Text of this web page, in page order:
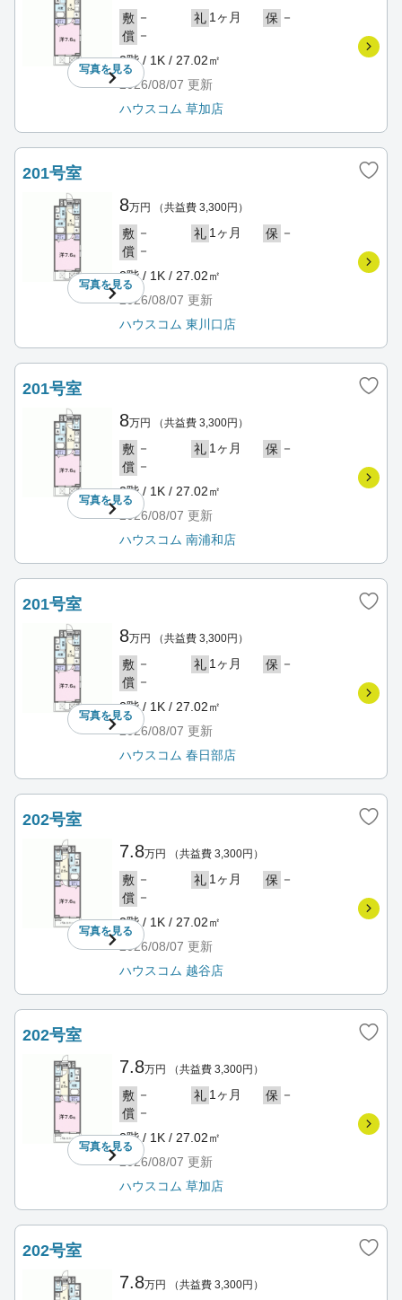
写真を見る
敷 － 礼 1ヶ月 保 －
償 －
2階 / 1K / 27.02㎡
2026/08/07 更新
ハウスコム 草加店
201号室
写真を見る
8万円 （共益費 3,300円）
敷 － 礼 1ヶ月 保 －
償 －
2階 / 1K / 27.02㎡
2026/08/07 更新
ハウスコム 東川口店
201号室
写真を見る
8万円 （共益費 3,300円）
敷 － 礼 1ヶ月 保 －
償 －
2階 / 1K / 27.02㎡
2026/08/07 更新
ハウスコム 南浦和店
201号室
写真を見る
8万円 （共益費 3,300円）
敷 － 礼 1ヶ月 保 －
償 －
2階 / 1K / 27.02㎡
2026/08/07 更新
ハウスコム 春日部店
202号室
写真を見る
7.8万円 （共益費 3,300円）
敷 － 礼 1ヶ月 保 －
償 －
2階 / 1K / 27.02㎡
2026/08/07 更新
ハウスコム 越谷店
202号室
写真を見る
7.8万円 （共益費 3,300円）
敷 － 礼 1ヶ月 保 －
償 －
2階 / 1K / 27.02㎡
2026/08/07 更新
ハウスコム 草加店
202号室
7.8万円 （共益費 3,300円）